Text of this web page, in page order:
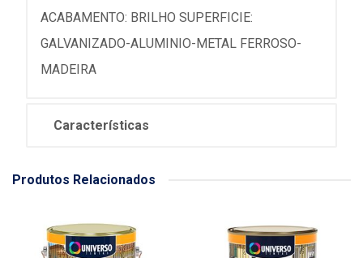
ACABAMENTO: BRILHO SUPERFICIE:
GALVANIZADO-ALUMINIO-METAL FERROSO-
MADEIRA
Características
Produtos Relacionados